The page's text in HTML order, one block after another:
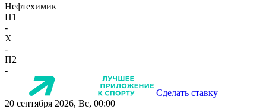
Нефтехимик
П1
-
X
-
П2
-
Сделать ставку
20 сентября 2026, Вс, 00:00